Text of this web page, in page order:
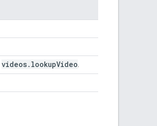
videos. lookupVideo